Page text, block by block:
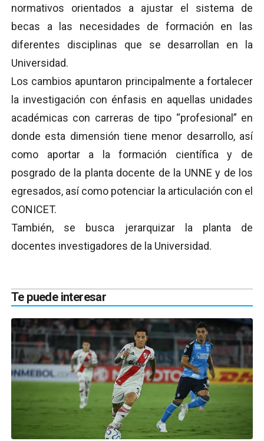
normativos orientados a ajustar el sistema de
becas a las necesidades de formación en las
diferentes disciplinas que se desarrollan en la
Universidad.
Los cambios apuntaron principalmente a fortalecer
la investigación con énfasis en aquellas unidades
académicas con carreras de tipo “profesional” en
donde esta dimensión tiene menor desarrollo, así
como aportar a la formación científica y de
posgrado de la planta docente de la UNNE y de los
egresados, así como potenciar la articulación con el
CONICET.
También, se busca jerarquizar la planta de
docentes investigadores de la Universidad.
Te puede interesar